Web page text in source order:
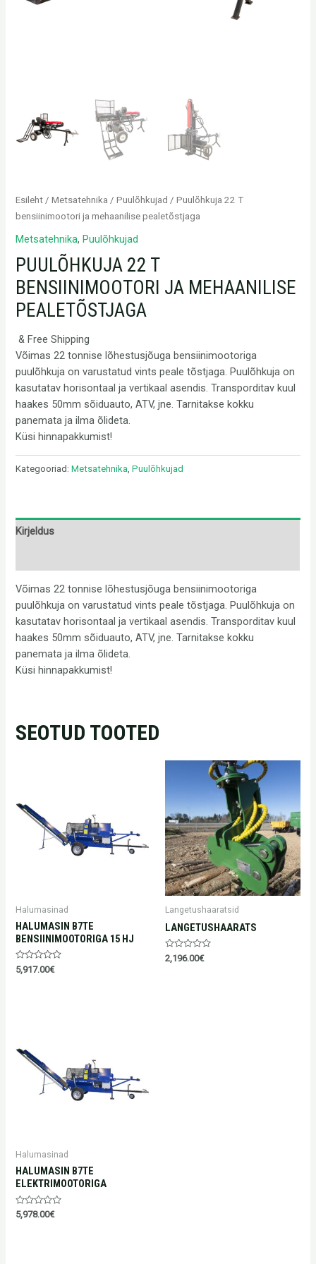
Esileht /Metsatehnika /Puulõhkujad / Puulõhkuja 22 T
bensiinimootori ja mehaanilise pealetõstjaga
Metsatehnika,Puulõhkujad
PUULÕHKUJA 22 T
BENSIINIMOOTORI JA MEHAANILISE
PEALETÕSTJAGA
& Free Shipping
Võimas 22 tonnise lõhestusjõuga bensiinimootoriga
puulõhkuja on varustatud vints peale tõstjaga. Puulõhkuja on
kasutatav horisontaal ja vertikaal asendis. Transporditav kuul
haakes 50mm sõiduauto, ATV, jne. Tarnitakse kokku
panemata ja ilma õlideta.
Küsi hinnapakkumist!
Kategooriad:Metsatehnika ,Puulõhkujad
Kirjeldus
Võimas 22 tonnise lõhestusjõuga bensiinimootoriga
puulõhkuja on varustatud vints peale tõstjaga. Puulõhkuja on
kasutatav horisontaal ja vertikaal asendis. Transporditav kuul
haakes 50mm sõiduauto, ATV, jne. Tarnitakse kokku
panemata ja ilma õlideta.
Küsi hinnapakkumist!
SEOTUD TOOTED
Halumasinad
HALUMASIN B7TE
BENSIINIMOOTORIGA 15 HJ
Hinnanguga
0
5,917.00€
Langetushaaratsid
LANGETUSHAARATS
Hinnanguga
0
2,196.00€
Halumasinad
HALUMASIN B7TE
ELEKTRIMOOTORIGA
Hinnanguga
0
5,978.00€